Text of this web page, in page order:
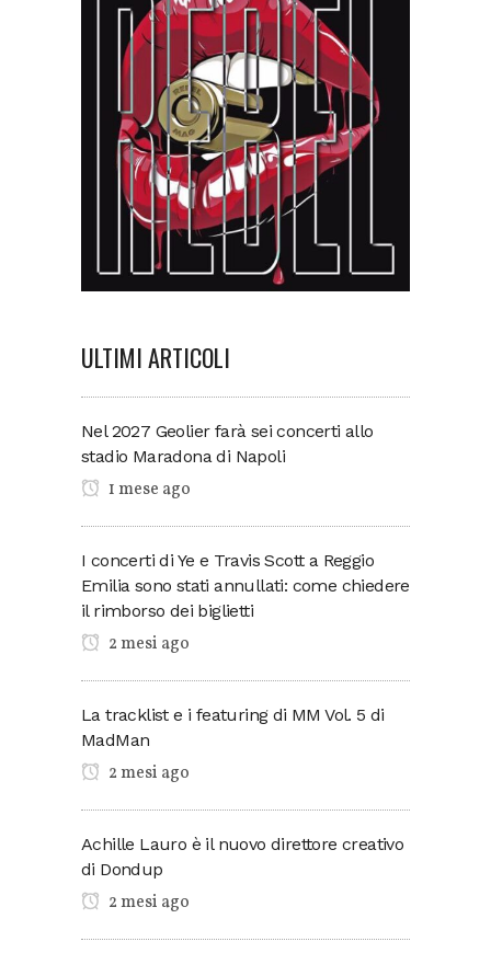
ULTIMI ARTICOLI
Nel 2027 Geolier farà sei concerti allo
stadio Maradona di Napoli
1 mese ago
I concerti di Ye e Travis Scott a Reggio
Emilia sono stati annullati: come chiedere
il rimborso dei biglietti
2 mesi ago
La tracklist e i featuring di MM Vol. 5 di
MadMan
2 mesi ago
Achille Lauro è il nuovo direttore creativo
di Dondup
2 mesi ago